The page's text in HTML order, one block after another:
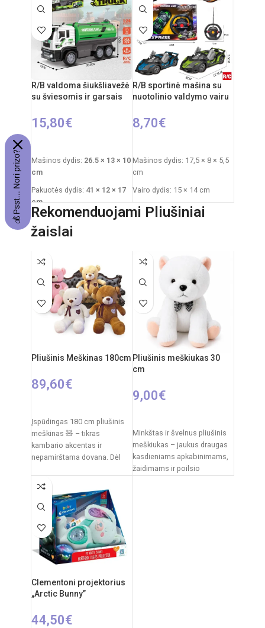
x 9 cm
Rekomenduojamas amžius:
nuo 3 metų
Reiklaingi elementai: 2xAA
pulteliui + 4xAA mašinai
nuo 6 metų
Reiklaingi elementai: 2xAA +
3xAAA
R/B valdoma šiukšliavežė
su šviesomis ir garsais
15,80€
Mašinos dydis: 26.5 × 13 × 10
cm
Pakuotės dydis: 41 × 12 × 17
cm
Rekomenduojamas amžius:
nuo 3 metų
mašinai
R/B sportinė mašina su
nuotolinio valdymo vairu
8,70€
Mašinos dydis: 17,5 × 8 × 5,5
cm
Vairo dydis: 15 × 14 cm
Pakuotės dydis: 33 × 5,5 ×
23,5 cm
Reikalingi elementai: 3 × AA
(nepridedami)
Amžius: nuo 3 metų
Rekomenduojami Pliušiniai
žaislai
Pliušinis Meškinas 180cm
89,60€
Įspūdingas 180 cm pliušinis
meškinas 🧸 – tikras
kambario akcentas ir
nepamirštama dovana. Dėl
Pliušinis meškiukas 30
cm
9,00€
Minkštas ir švelnus pliušinis
meškiukas – jaukus draugas
kasdieniams apkabinimams,
žaidimams ir poilsio
Clementoni projektorius
„Arctic Bunny”
44,50€
💰 Psst... Nori prizo?